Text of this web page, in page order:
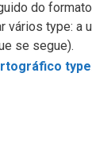
do
vários type: a
se segue).